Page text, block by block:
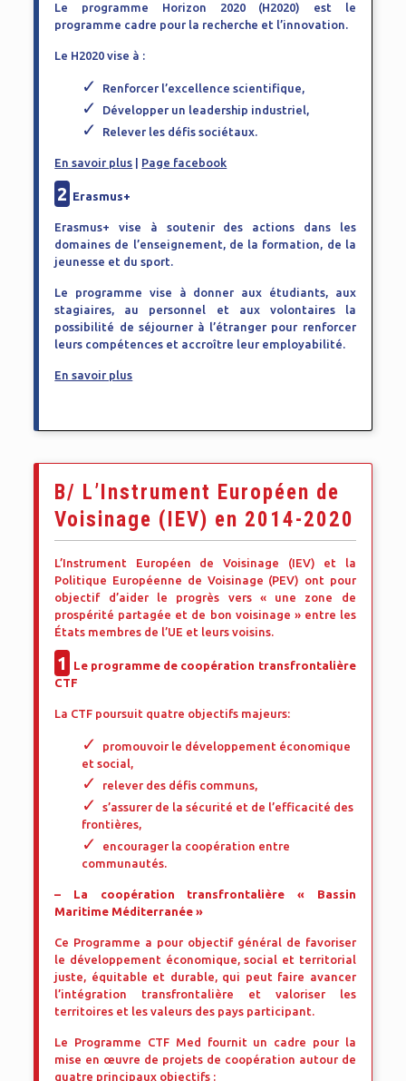
Le programme Horizon 2020 (H2020) est le
programme cadre pour la recherche et l’innovation.
Le H2020 vise à :
Renforcer l’excellence scientifique,
Développer un leadership industriel,
Relever les défis sociétaux.
En savoir plus Page facebook
2 Erasmus+
Erasmus+ vise à soutenir des actions dans les
domaines de l’enseignement, de la formation, de la
jeunesse et du sport.
Le programme vise à donner aux étudiants, aux
stagiaires, au personnel et aux volontaires la
possibilité de séjourner à l’étranger pour renforcer
leurs compétences et accroître leur employabilité.
En savoir plus
B/ L’Instrument Européen de
Voisinage (IEV) en 2014-2020
L’Instrument Européen de Voisinage (IEV) et la
Politique Européenne de Voisinage (PEV) ont pour
objectif d’aider le progrès vers « une zone de
prospérité partagée et de bon voisinage » entre les
États membres de l’UE et leurs voisins.
1
Le programme de coopération transfrontalière
CTF
La CTF poursuit quatre objectifs majeurs:
promouvoir le développement économique
et social,
relever des défis communs,
s’assurer de la sécurité et de l’efficacité des
frontières,
encourager la coopération entre
communautés.
– La coopération transfrontalière « Bassin
Maritime Méditerranée »
Ce Programme a pour objectif général de favoriser
le développement économique, social et territorial
juste, équitable et durable, qui peut faire avancer
l’intégration transfrontalière et valoriser les
territoires et les valeurs des pays participant.
Le Programme CTF Med fournit un cadre pour la
mise en œuvre de projets de coopération autour de
quatre principaux objectifs :